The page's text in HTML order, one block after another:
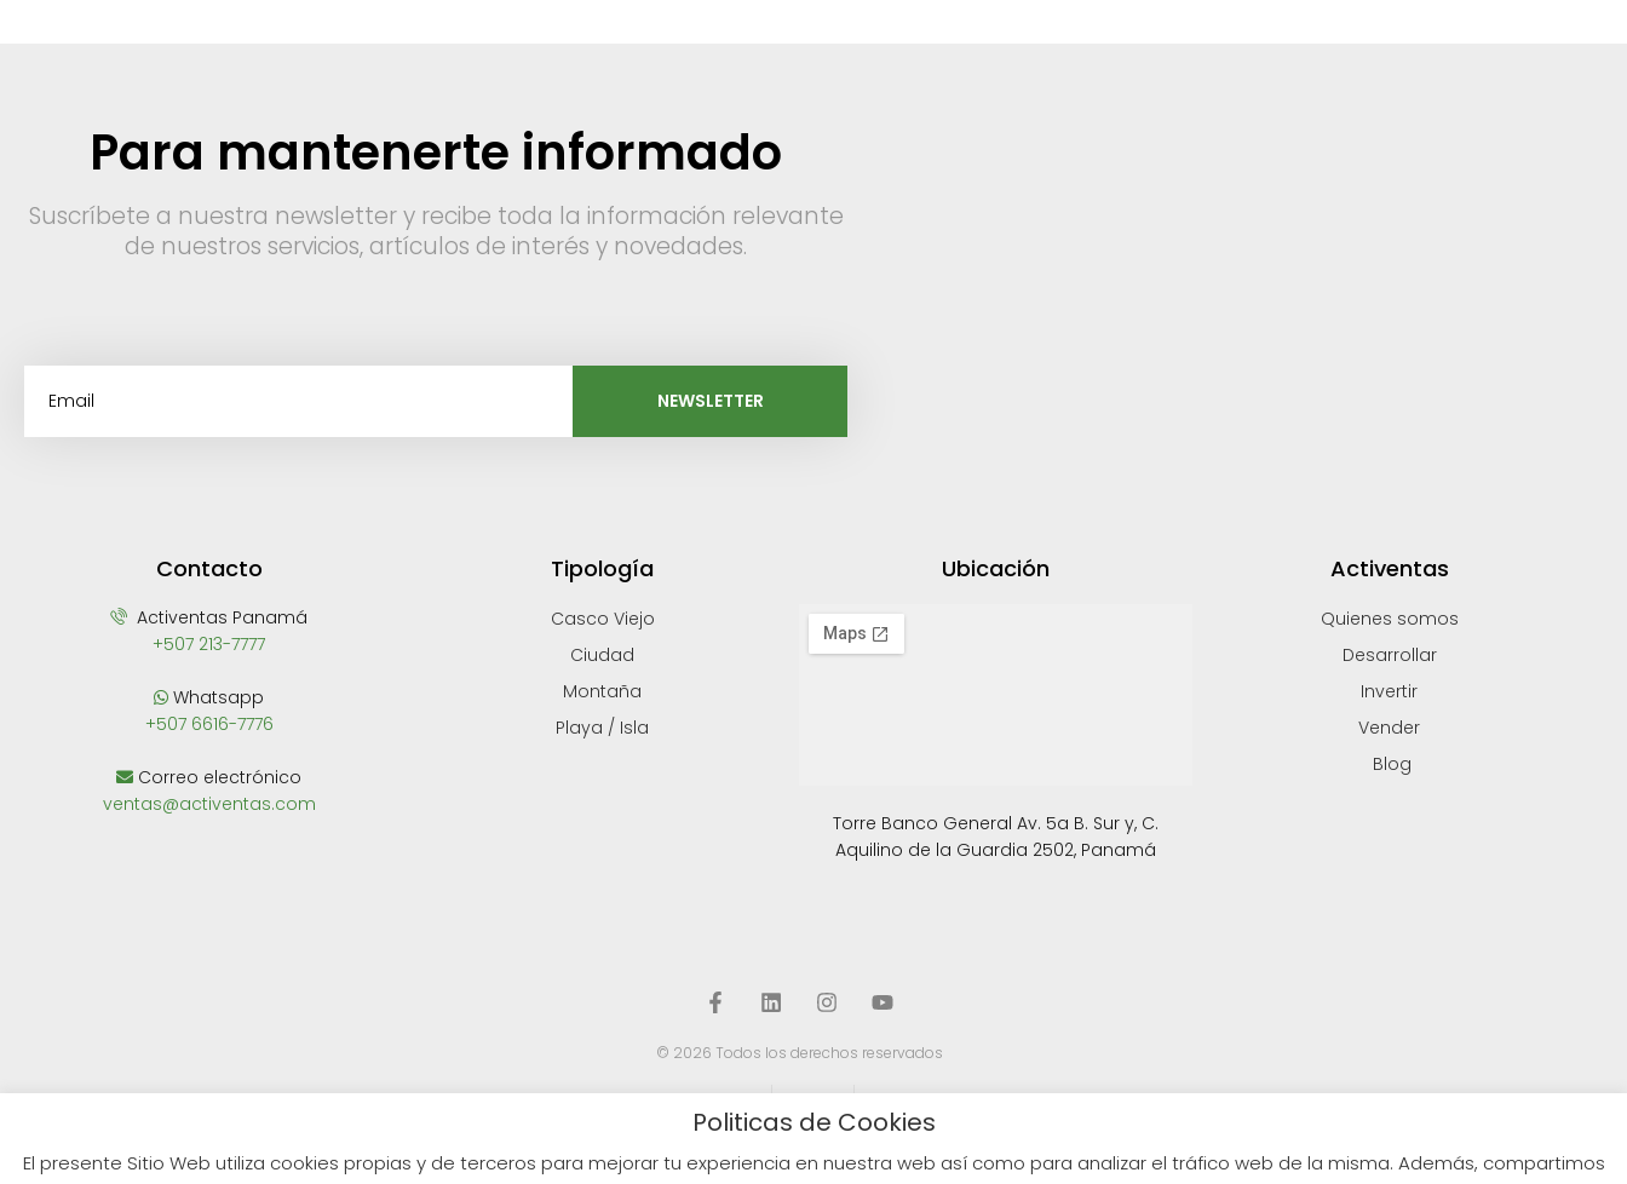
Para mantenerte informado
Suscríbete a nuestra newsletter y recibe toda la información relevante
de nuestros servicios, artículos de interés y novedades.
NEWSLETTER
Contacto
Activentas Panamá
+507 213-7777
Whatsapp
+507 6616-7776
Correo electrónico
ventas@activentas.com
Tipología
Casco Viejo
Ciudad
Montaña
Playa / Isla
Ubicación
Torre Banco General Av. 5a B. Sur y, C.
Aquilino de la Guardia 2502, Panamá
Activentas
Quienes somos
Desarrollar
Invertir
Vender
Blog
© 2026 Todos los derechos reservados
Políticas de PrivacidadAviso LegalPolítica de Cookies
Politicas de Cookies
El presente Sitio Web utiliza cookies propias y de terceros para mejorar tu experiencia en nuestra web así como para analizar el tráfico web de la misma. Además, compartimos